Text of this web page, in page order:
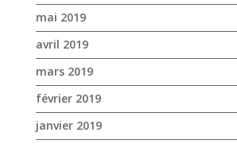
mai 2019
avril 2019
mars 2019
février 2019
janvier 2019